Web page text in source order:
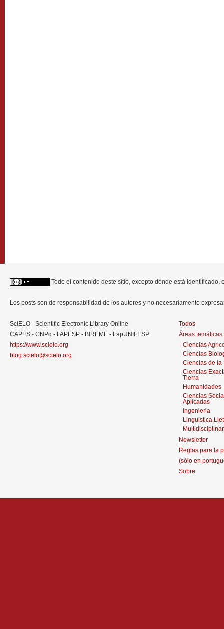
Todo el contenido deste sitio, excepto dónde está identificado,
Los posts son de responsabilidad de los autores y no necesariamente
SciELO - Scientific Electronic Library Online
CAPES - CNPq - FAPESP - BIREME - FapUNIFESP
https://www.scielo.org
blog.scielo@scielo.org
Todos
Áreas temáticas
Ciencias
Ciencias
Ciencias de la
Ciencias
Tierra
Humanidades
Ciencias
Aplicadas
Ingenieria
Newsletter
Reglas para la
(sólo en
Sobre